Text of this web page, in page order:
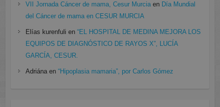
VII Jornada Cáncer de mama, Cesur Murciaen Día Mundial
del Cáncer de mama en CESUR MURCIA
Elías kurenfuli en “EL HOSPITAL DE MEDINA MEJORA LOS
EQUIPOS DE DIAGNÓSTICO DE RAYOS X”, LUCÍA
GARCÍA, CESUR.
Adriánaen “Hipoplasia mamaria”, por Carlos Gómez